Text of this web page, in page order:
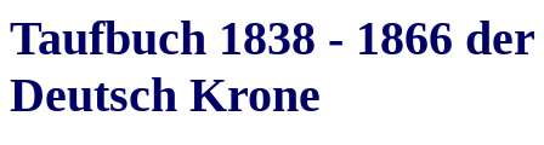
Taufbuch 1838 - 1866
Deutsch Krone